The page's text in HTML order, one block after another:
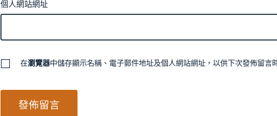
個人網站網址
在瀏覽器中儲存顯示名稱、電子郵件地址及個人網站網址，以供下次發佈留言